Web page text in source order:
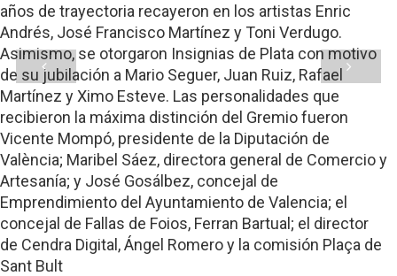
años de trayectoria recayeron en los artistas Enric
Andrés, José Francisco Martínez y Toni Verdugo.
Asimismo, se otorgaron Insignias de Plata con motivo
de su jubilación a Mario Seguer, Juan Ruiz, Rafael
Martínez y Ximo Esteve. Las personalidades que
recibieron la máxima distinción del Gremio fueron
Vicente Mompó, presidente de la Diputación de
València; Maribel Sáez, directora general de Comercio y
Artesanía; y José Gosálbez, concejal de
Emprendimiento del Ayuntamiento de Valencia; el
concejal de Fallas de Foios, Ferran Bartual; el director
de Cendra Digital, Ángel Romero y la comisión Plaça de
Sant Bult